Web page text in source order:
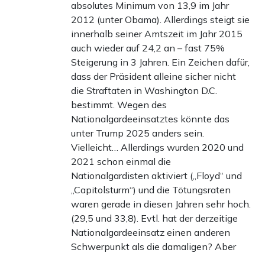
absolutes Minimum von 13,9 im Jahr
2012 (unter Obama). Allerdings steigt sie
innerhalb seiner Amtszeit im Jahr 2015
auch wieder auf 24,2 an – fast 75%
Steigerung in 3 Jahren. Ein Zeichen dafür,
dass der Präsident alleine sicher nicht
die Straftaten in Washington D.C.
bestimmt. Wegen des
Nationalgardeeinsatztes könnte das
unter Trump 2025 anders sein.
Vielleicht… Allerdings wurden 2020 und
2021 schon einmal die
Nationalgardisten aktiviert („Floyd“ und
„Capitolsturm“) und die Tötungsraten
waren gerade in diesen Jahren sehr hoch.
(29,5 und 33,8). Evtl. hat der derzeitige
Nationalgardeeinsatz einen anderen
Schwerpunkt als die damaligen? Aber